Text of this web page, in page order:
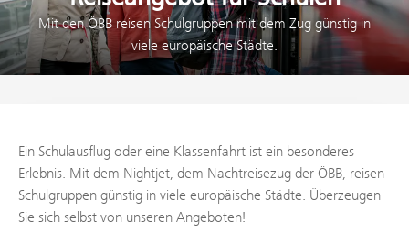
Mit den ÖBB reisen Schulgruppen mit dem Zug günstig in
viele europäische Städte.
Ein Schulausflug oder eine Klassenfahrt ist ein besonderes
Erlebnis. Mit dem Nightjet, dem Nachtreisezug der ÖBB, reisen
Schulgruppen günstig in viele europäische Städte. Überzeugen
Sie sich selbst von unseren Angeboten!